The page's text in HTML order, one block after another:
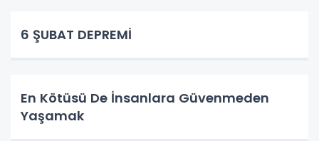
6 ŞUBAT DEPREMİ
En Kötüsü De İnsanlara Güvenmeden
Yaşamak